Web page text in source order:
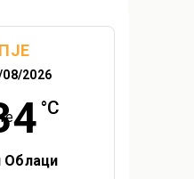
08/2026
°C
Облаци